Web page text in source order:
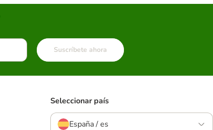
Suscríbete ahora
Seleccionar país
España / es